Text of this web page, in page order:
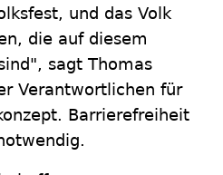
und das Volk
die auf diesem
sagt Thomas
Verantwortlichen für
Barrierefreiheit